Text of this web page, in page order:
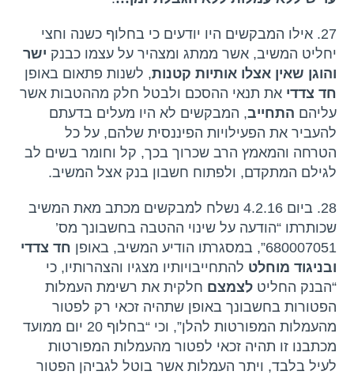
27. אילו המבקשים היו יודעים כי בחלוף כשנה וחצי
יחליט המשיב, אשר ממתג ומצהיר על עצמו כבנק ישר
והוגן שאין אצלו אותיות קטנות, לשנות פתאום באופן
חד צדדי את תנאי ההסכם ולבטל חלק מההטבות אשר
עליהם התחייב, המבקשים לא היו מעלים בדעתם
להעביר את הפעילויות הפיננסית שלהם, על כל
הטרחה והמאמץ הרב שכרוך בכך, קל וחומר בשים לב
לגילם המתקדם, ולפתוח חשבון בנק אצל המשיב.
28. ביום 4.2.16 נשלח למבקשים מכתב מאת המשיב
שכותרתו “הודעה על שינוי ההטבה בחשבונך מס’
680007051”, במסגרתו הודיע המשיב, באופן
חד צדדי
ובניגוד מוחלט להתחייבויותיו מצגיו והצהרותיו, כי
“הבנק החליטלצמצם חלקית את רשימת העמלות
הפטורות בחשבונך באופן שתהיה זכאי רק לפטור
מהעמלות המפורטות להלן”, וכי “בחלוף 20 יום ממועד
מכתבנו זו תהיה זכאי לפטור מהעמלות המפורטות
לעיל בלבד, ויתר העמלות אשר בוטל לגביהן הפטור